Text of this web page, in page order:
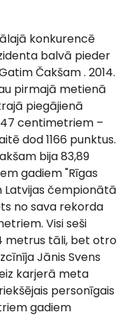
konkurencē
balvā pieder
Čakšam . 2014.
pirmajā metienā
piegājienā
centimetriem –
dod 1166 punktus.
bija 83,89
gadiem "Rīgas
Latvijas čempionātā
no sava rekorda
Visi seši
metrus tāli, bet otro
Jānis Svens
karjerā meta
personīgais
gadiem